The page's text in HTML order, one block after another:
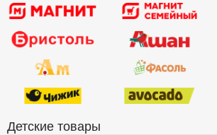
Детские товары